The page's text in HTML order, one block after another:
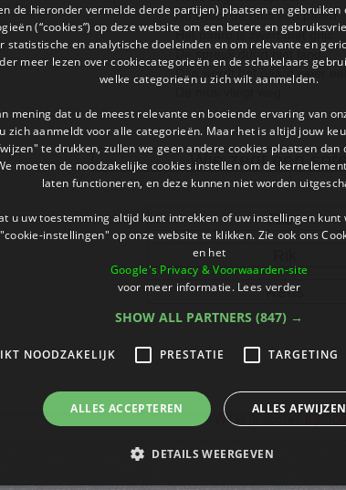
Nu wordt de mus een paard.
Het paard is zwart met grijs.
De spreuk duurt niet lang.
Dan wordt het paard weer
Wie zegt een
Rien
Rens
Wil je je scores
de hieronder vermelde derde partijen) plaatsen en gebruiken
(“cookies”) op deze website om een ​​betere en
statistische en analytische doeleinden en om relevante en
meer lezen over cookiecategorieën en de schakelaars
welke categorieën u zich wilt aanmelden.
mening dat u de meest relevante en boeiende ervaring van
zich aanmeldt voor alle categorieën. Maar het is altijd jouw
te drukken, zullen we geen andere cookies plaatsen dan
moeten de noodzakelijke cookies instellen om de
laten functioneren, en deze kunnen niet worden
u uw toestemming altijd kunt intrekken of uw instellingen kunt
instellingen" op onze website te klikken. Zie ook ons
en het
Google's Privacy & Voorwaarden-site
voor meer informatie. Lees verder
SHOW ALL PARTNERS (847) →
NOODZAKELIJK PRESTATIE TARGETING
ALLES ACCEPTEREN ALLES AFWIJZEN
DETAILS WEERGEVEN